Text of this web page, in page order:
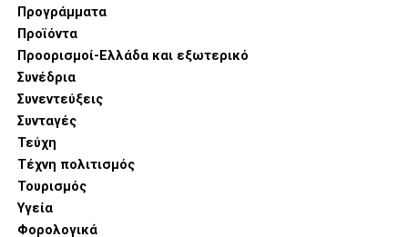
Προγράμματα
Προϊόντα
Προορισμοί-Ελλάδα και εξωτερικό
Συνέδρια
Συνεντεύξεις
Συνταγές
Τεύχη
Τέχνη πολιτισμός
Τουρισμός
Υγεία
Φορολογικά